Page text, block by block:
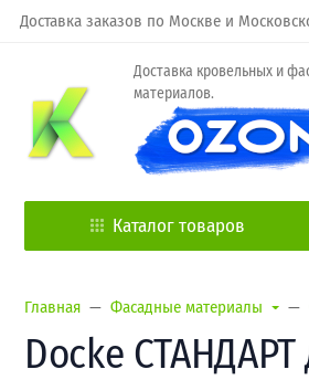
Доставка заказов по Москве и
Доставка кровельных и
материалов.
Каталог товаров
Главная Фасадные материалы
Docke